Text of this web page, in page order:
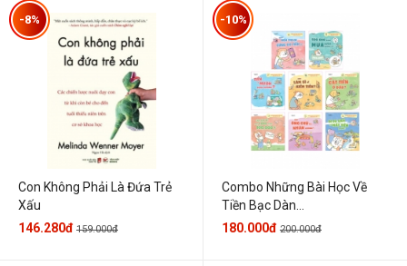
Con Không Phải Là Đứa Trẻ
Xấu
-8%
146.280đ 159.000đ
Combo Những Bài Học Về
Tiền Bạc Dàn...
-10%
180.000đ 200.000đ